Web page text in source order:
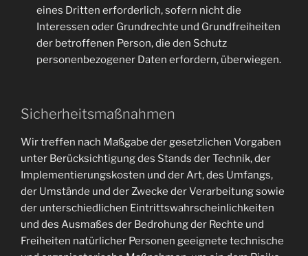
eines Dritten erforderlich, sofern nicht die
Interessen oder Grundrechte und Grundfreiheiten
der betroffenen Person, die den Schutz
personenbezogener Daten erfordern, überwiegen.
Sicherheitsmaßnahmen
Wir treffen nach Maßgabe der gesetzlichen Vorgaben
unter Berücksichtigung des Stands der Technik, der
Implementierungskosten und der Art, des Umfangs,
der Umstände und der Zwecke der Verarbeitung sowie
der unterschiedlichen Eintrittswahrscheinlichkeiten
und des Ausmaßes der Bedrohung der Rechte und
Freiheiten natürlicher Personen geeignete technische